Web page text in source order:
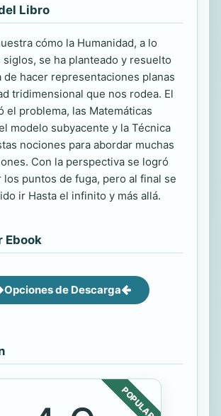
Libro
cómo la Humanidad, a lo
siglos, se ha planteado y resuelto
de hacer representaciones planas
tridimensional que nos rodea. El
el problema, las Matemáticas
modelo subyacente y la Técnica
nociones para abordar muchas
Con la perspectiva se logró
los puntos de fuga, pero al final se
ir Hasta el infinito y más allá.
Ebook
Opciones de Descarga
POPULAR